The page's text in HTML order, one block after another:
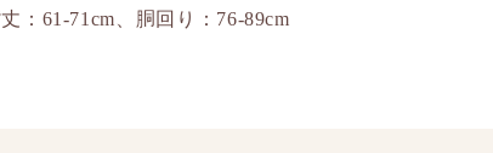
：61-71cm、胴回り：76-89cm